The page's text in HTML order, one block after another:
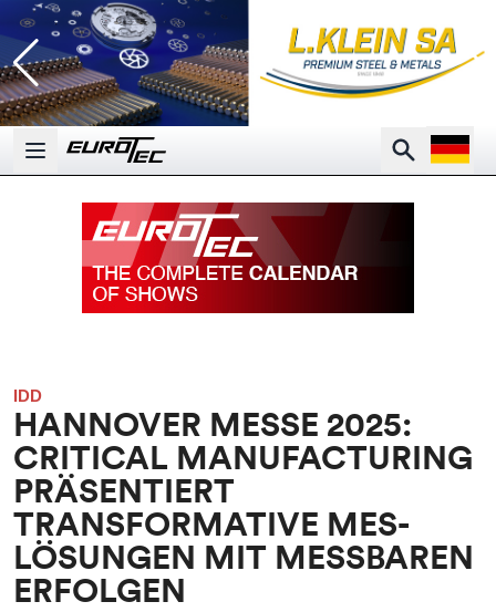
Open main menu
Search
Open
IDD
HANNOVER MESSE 2025:
CRITICAL MANUFACTURING
PRÄSENTIERT
TRANSFORMATIVE MES-
LÖSUNGEN MIT MESSBAREN
ERFOLGEN